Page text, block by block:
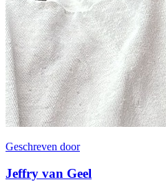
Geschreven door
Jeffry van Geel